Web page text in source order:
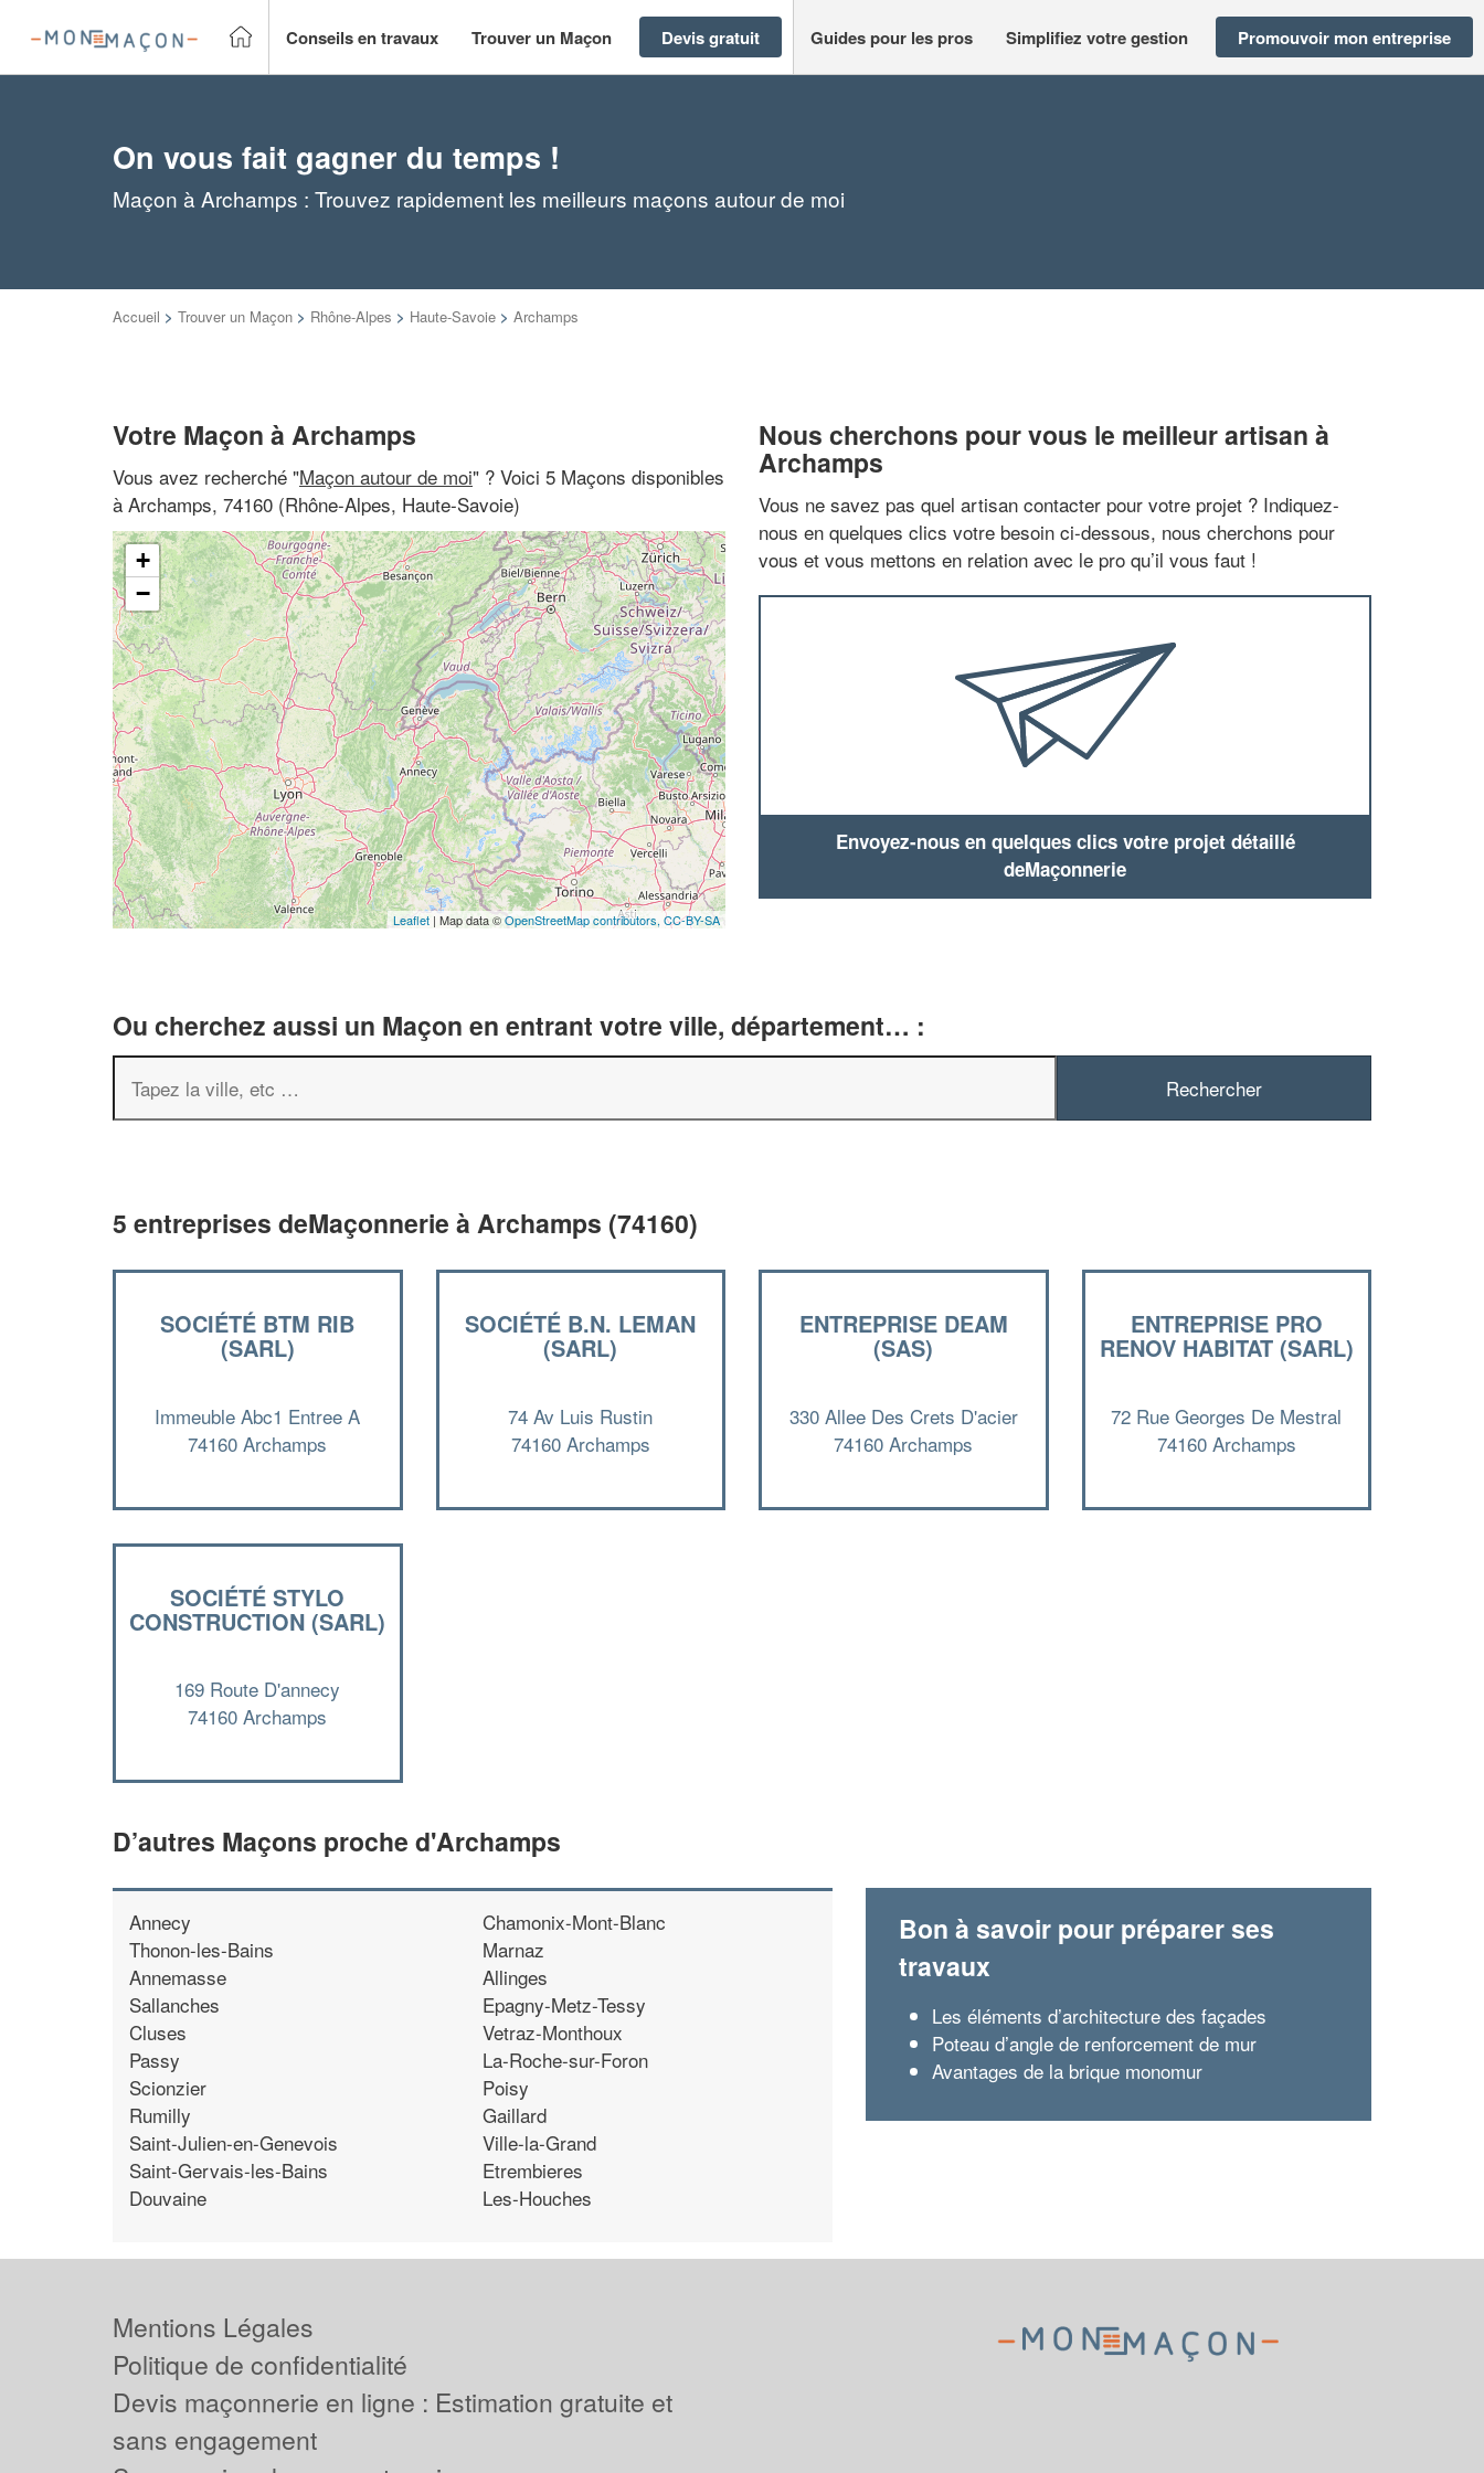
Conseils en travaux Trouver un Maçon Devis gratuit Guides pour les pros Simplifiez votre gestion Promouvoir mon entreprise
On vous fait gagner du temps !
Maçon à Archamps : Trouvez rapidement les meilleurs maçons autour de moi
Accueil > Trouver un Maçon > Rhône-Alpes > Haute-Savoie > Archamps
Votre Maçon à Archamps
Vous avez recherché "Maçon autour de moi" ? Voici 5 Maçons disponibles
à Archamps, 74160 (Rhône-Alpes, Haute-Savoie)
+
−
Leaflet | Map data ©OpenStreetMap contributors, CC-BY-SA
Nous cherchons pour vous le meilleur artisan à
Archamps
Vous ne savez pas quel artisan contacter pour votre projet ? Indiquez-
nous en quelques clics votre besoin ci-dessous, nous cherchons pour
vous et vous mettons en relation avec le pro qu’il vous faut !
Envoyez-nous en quelques clics votre projet détaillé
deMaçonnerie
Ou cherchez aussi un Maçon en entrant votre ville, département… :
5 entreprises deMaçonnerie à Archamps (74160)
SOCIÉTÉ BTM RIB
(SARL)
Immeuble Abc1 Entree A
74160 Archamps
SOCIÉTÉ B.N. LEMAN
(SARL)
74 Av Luis Rustin
74160 Archamps
ENTREPRISE DEAM
(SAS)
330 Allee Des Crets D'acier
74160 Archamps
ENTREPRISE PRO
RENOV HABITAT (SARL)
72 Rue Georges De Mestral
74160 Archamps
SOCIÉTÉ STYLO
CONSTRUCTION (SARL)
169 Route D'annecy
74160 Archamps
D’autres Maçons proche d'Archamps
Annecy
Thonon-les-Bains
Annemasse
Sallanches
Cluses
Passy
Scionzier
Rumilly
Saint-Julien-en-Genevois
Saint-Gervais-les-Bains
Douvaine
Chamonix-Mont-Blanc
Marnaz
Allinges
Epagny-Metz-Tessy
Vetraz-Monthoux
La-Roche-sur-Foron
Poisy
Gaillard
Ville-la-Grand
Etrembieres
Les-Houches
Bon à savoir pour préparer ses
travaux
Les éléments d’architecture des façades
Poteau d’angle de renforcement de mur
Avantages de la brique monomur
professionnel ?
Augmentez votrechiffre d'affaires
vosmarges tout en gagnant de
En savoir plus
Mentions Légales
Politique de confidentialité
Devis maçonnerie en ligne : Estimation gratuite et
sans engagement